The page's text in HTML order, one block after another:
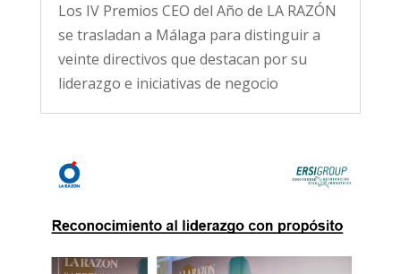
Los IV Premios CEO del Año de LA RAZÓN
se trasladan a Málaga para distinguir a
veinte directivos que destacan por su
liderazgo e iniciativas de negocio